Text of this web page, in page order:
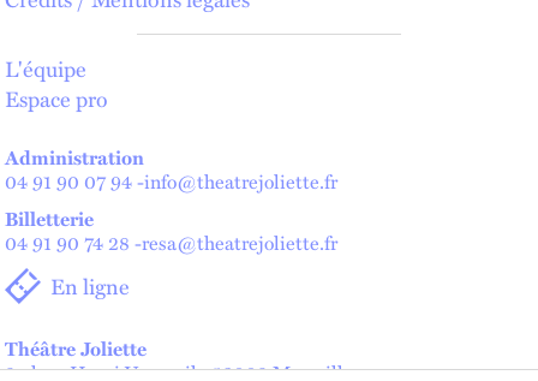
L'équipe
Espace pro
Administration
04 91 90 07 94-info@theatrejoliette.fr
Billetterie
04 91 90 74 28 -resa@theatrejoliette.fr
En ligne
Théâtre Joliette
2 place Henri Verneuil - 13002 Marseille